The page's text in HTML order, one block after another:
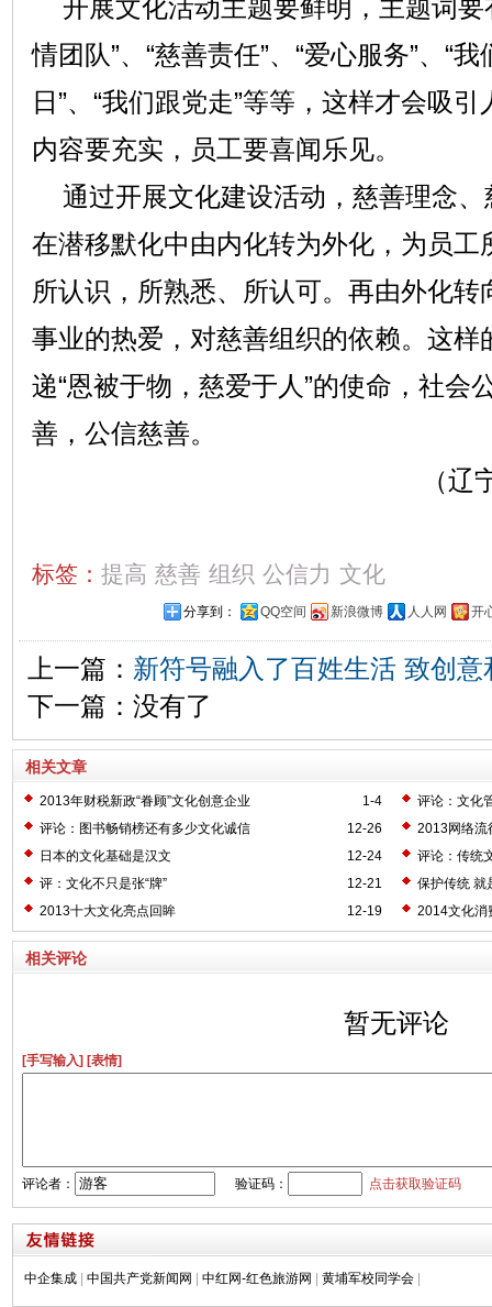
开展文化活动主题要鲜明，主题词要
情团队”、“慈善责任”、“爱心服务”、“
日”、“我们跟党走”等等，这样才会吸
内容要充实，员工要喜闻乐见。
通过开展文化建设活动，慈善理念、
在潜移默化中由内化转为外化，为员工
所认识，所熟悉、所认可。再由外化转
事业的热爱，对慈善组织的依赖。这样
递“恩被于物，慈爱于人”的使命，社会
善，公信慈善。
（辽
标签： 提高 慈善 组织 公信力 文化
分享到： QQ空间 新浪微博 人人网 开
上一篇： 新符号融入了百姓生活 致创
下一篇：没有了
相关文章
1-4
2013年财税新政“眷顾”文化创意企业
评论：文化
12-26
评论：图书畅销榜还有多少文化诚信
2013网络流
12-24
日本的文化基础是汉文
评论：传统
12-21
评：文化不只是张“牌”
保护传统 就
12-19
2013十大文化亮点回眸 2014文化消
相关评论
暂无评论
[手写输入] [表情]
评论者： 验证码： 点击获取验证码
中企集成 中国共产党新闻网 中红网-红色旅游网 黄埔军校同学会